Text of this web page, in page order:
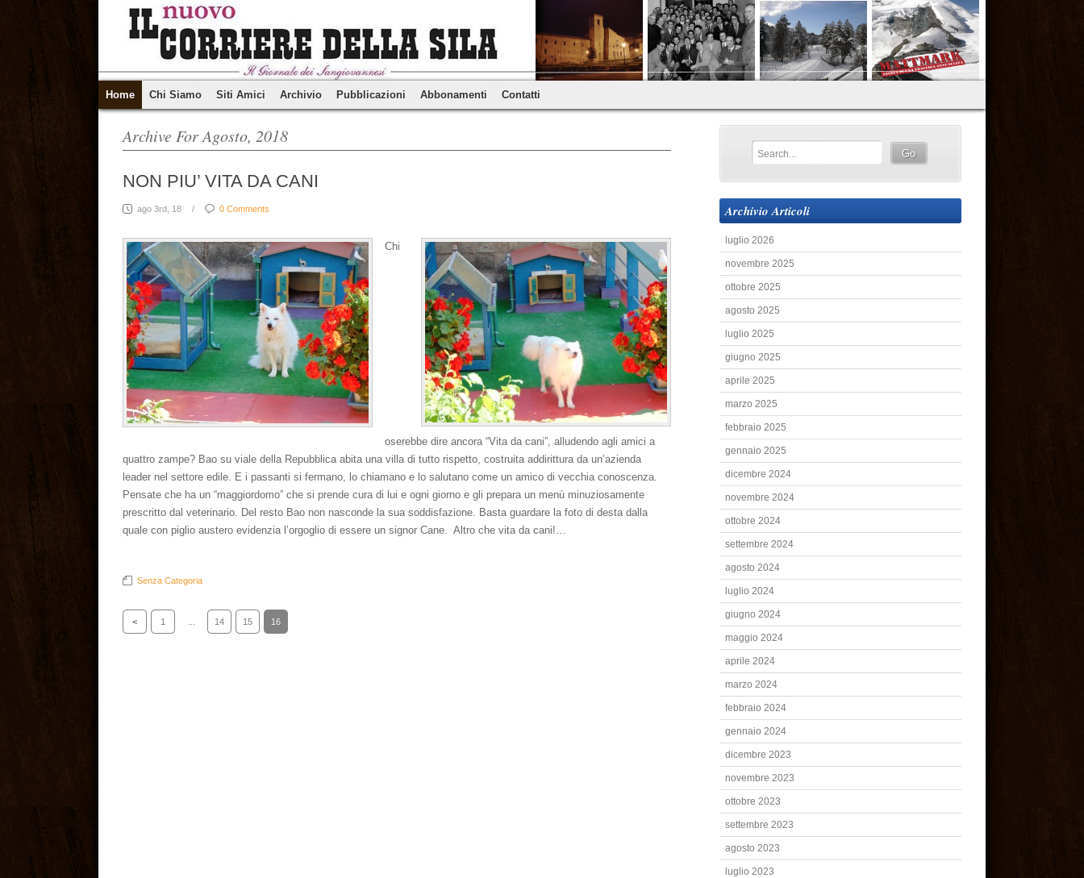
Home Chi Siamo Siti Amici Archivio Pubblicazioni Abbonamenti Contatti
Archive For Agosto, 2018
NON PIU’ VITA DA CANI
ago 3rd, 18 / 0 Comments
Chi
oserebbe dire ancora “Vita da cani”, alludendo agli amici a
quattro zampe? Bao su viale della Repubblica abita una villa di tutto rispetto, costruita addirittura da un’azienda
leader nel settore edile. E i passanti si fermano, lo chiamano e lo salutano come un amico di vecchia conoscenza.
Pensate che ha un “maggiordomo” che si prende cura di lui e ogni giorno e gli prepara un menù minuziosamente
prescritto dal veterinario. Del resto Bao non nasconde la sua soddisfazione. Basta guardare la foto di desta dalla
quale con piglio austero evidenzia l’orgoglio di essere un signor Cane. Altro che vita da cani!…
Senza Categoria
< 1 14 15 16
Archivio Articoli
luglio 2026
novembre 2025
ottobre 2025
agosto 2025
luglio 2025
giugno 2025
aprile 2025
marzo 2025
febbraio 2025
gennaio 2025
dicembre 2024
novembre 2024
ottobre 2024
settembre 2024
agosto 2024
luglio 2024
giugno 2024
maggio 2024
aprile 2024
marzo 2024
febbraio 2024
gennaio 2024
dicembre 2023
novembre 2023
ottobre 2023
settembre 2023
agosto 2023
luglio 2023